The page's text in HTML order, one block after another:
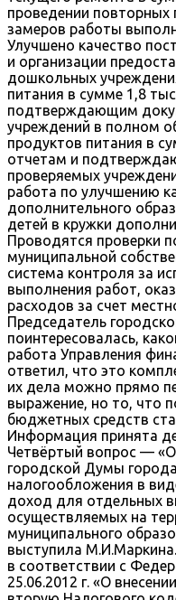
проведении повторных
замеров работы
Улучшено качество
и организации
дошкольных
питания в сумме 1,8
подтверждающим
учреждений в полном
продуктов питания в
отчетам и
проверяемых
работа по улучшению
дополнительного
детей в кружки
Проводятся проверки
муниципальной
система контроля за
выполнения работ,
расходов за счет
Председатель
поинтересовалась,
работа Управления
ответил, что это
их дела можно прямо
выражение, но то, что
бюджетных средств
Информация принята
Четвёртый вопрос — «О
городской Думы
налогообложения в
доход для отдельных
осуществляемых на
муниципального
выступила
в соответствии с
25.06.2012 г. «О